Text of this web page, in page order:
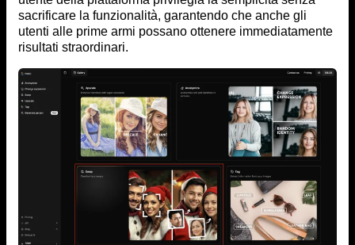
sacrificare la funzionalità, garantendo che anche gli
utenti alle prime armi possano ottenere immediatamente
risultati straordinari.